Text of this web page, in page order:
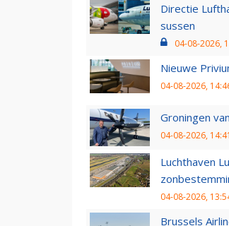
Directie
sussen
04-08-2026,
Nieuwe
04-08-2026,
Groningen
04-08-2026, 14:41
Luchthaven
04-08-2026,
Brussels